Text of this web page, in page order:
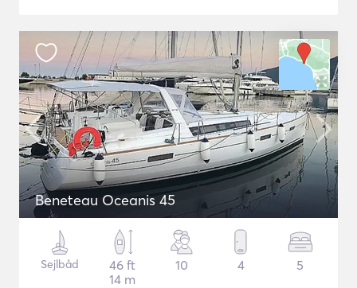
Beneteau Oceanis 45
Sejlbåd
46 ft
14 m
10 4 5